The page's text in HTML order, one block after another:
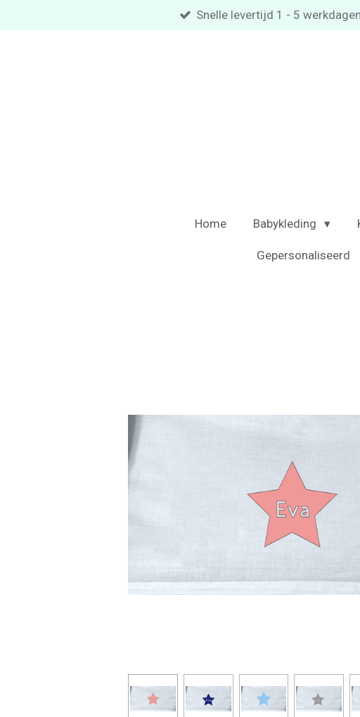
direct
Snelle levertijd 1 - 5 werkdagen
Home Babykleding
Gepersonaliseerd